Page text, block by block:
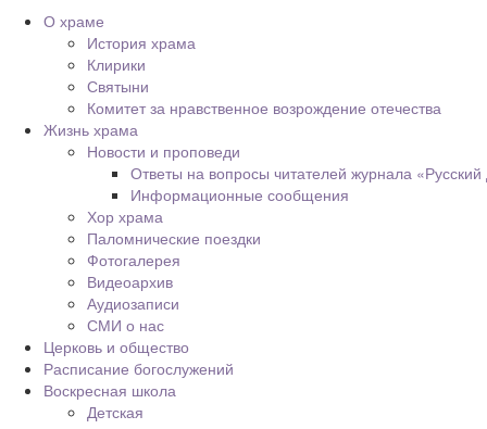
О храме
История храма
Клирики
Святыни
Комитет за нравственное возрождение отечества
Жизнь храма
Новости и проповеди
Ответы на вопросы читателей журнала
Информационные сообщения
Хор храма
Паломнические поездки
Фотогалерея
Видеоархив
Аудиозаписи
СМИ о нас
Церковь и общество
Расписание богослужений
Воскресная школа
Детская